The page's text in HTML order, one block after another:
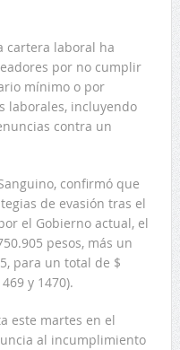
cartera laboral ha
por no cumplir
mínimo o por
laborales, incluyendo
contra un
confirmó que
de evasión tras el
el Gobierno actual, el
pesos, más un
para un total de $
y 1470).
este martes en el
al incumplimiento